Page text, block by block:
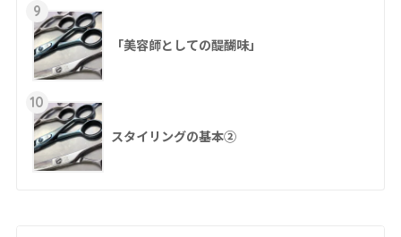
9
「美容師としての醍醐味」
10
スタイリングの基本②